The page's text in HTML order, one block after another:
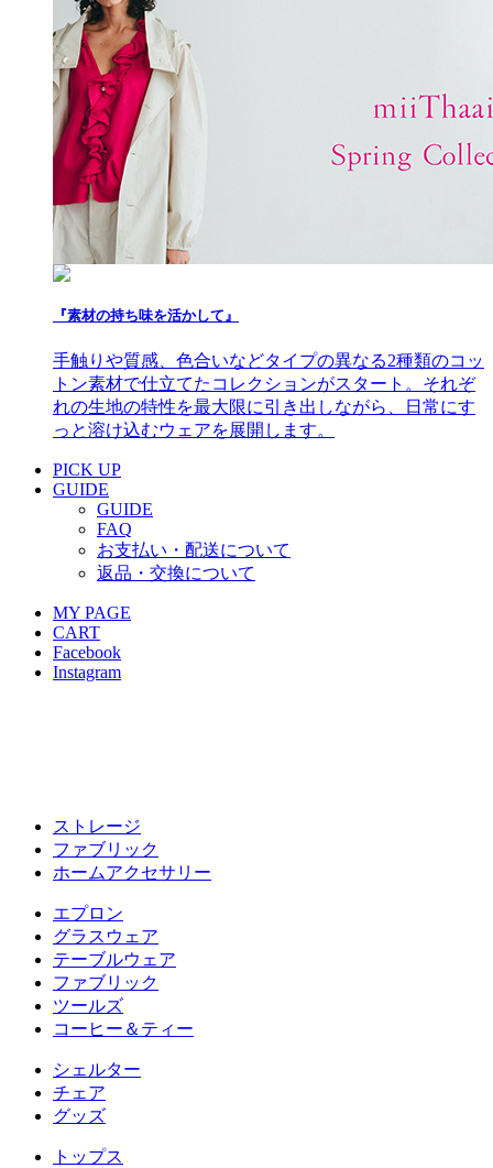
『素材の持ち味を活かして』
手触りや質感、色合いなどタイプの異なる2種類のコッ
トン素材で仕立てたコレクションがスタート。それぞ
れの生地の特性を最大限に引き出しながら、日常にす
っと溶け込むウェアを展開します。
PICK UP
GUIDE
GUIDE
FAQ
お支払い・配送について
返品・交換について
MY PAGE
CART
Facebook
Instagram
ストレージ
ファブリック
ホームアクセサリー
エプロン
グラスウェア
テーブルウェア
ファブリック
ツールズ
コーヒー＆ティー
シェルター
チェア
グッズ
トップス